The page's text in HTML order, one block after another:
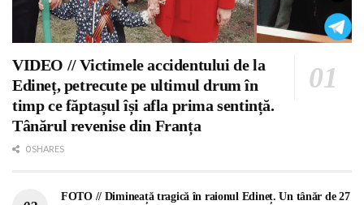
VIDEO // Victimele accidentului de la
Edineț, petrecute pe ultimul drum în
timp ce făptașul își afla prima sentință.
Tânărul revenise din Franța
0 SHARES
FOTO // Dimineață tragică în raionul Edineț. Un tânăr de 27